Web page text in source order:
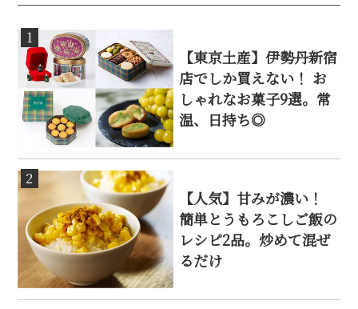
1
【東京土産】伊勢丹新宿
店でしか買えない！ お
しゃれなお菓子9選。常
温、日持ち◎
2
【人気】甘みが濃い！
簡単とうもろこしご飯の
レシピ2品。炒めて混ぜ
るだけ